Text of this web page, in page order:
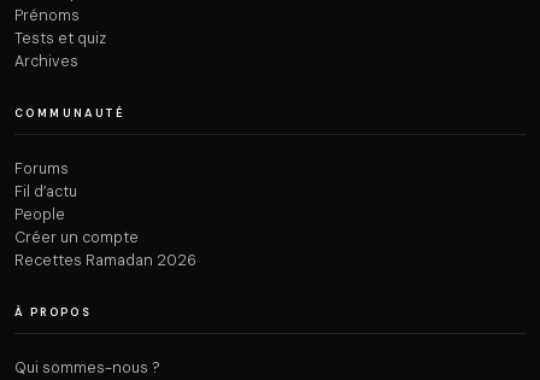
Prénoms
Tests et quiz
Archives
COMMUNAUTÉ
Forums
Fil d’actu
People
Créer un compte
Recettes Ramadan 2026
À PROPOS
Qui sommes-nous ?